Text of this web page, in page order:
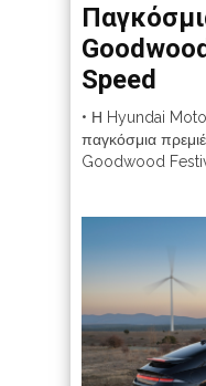
Speed
• Η Hyundai
παγκόσμια
Goodwood